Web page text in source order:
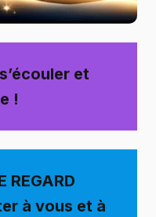
et
!
REGARD
à vous et à